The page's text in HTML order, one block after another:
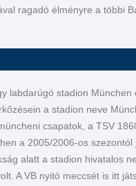
ragadó élményre a többi
labdarúgó stadion München
a stadion neve
csapatok, a TSV
a 2005/2006-os szezontól
alatt a stadion hivatalos
A VB nyitó meccsét is itt